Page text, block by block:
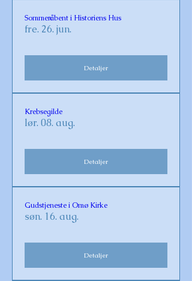
Sommeråbent i Historiens Hus
fre. 26. jun.
Detaljer
Krebsegilde
lør. 08. aug.
Detaljer
Gudstjeneste i Omø Kirke
søn. 16. aug.
Detaljer